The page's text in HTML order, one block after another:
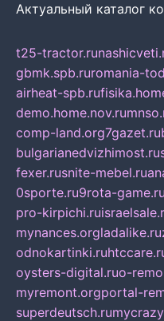
Актуальный каталог
t25-tractor.ru
gbmk.spb.ruromania-
airheat-spb.ru
demo.home.nov.ru
comp-land.org7gazet.ru
bulgarianedvizhimost.ru
fexer.rusnite-mebel.ru
0sporte.ru9rota-game.ru
pro-kirpichi.ru
mynances.orgladalike.ru
odnokartinki.ru
oysters-digital.ruo-
myremont.orgportal-
superdeutsch.ru